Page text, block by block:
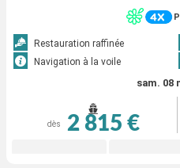
Restauration raffinée
Navigation à la voile
sam. 08
dès 2 815 €